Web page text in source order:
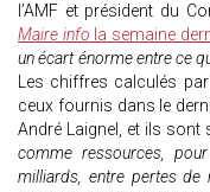
l’AMF et président du
Maire info la semaine
un écart énorme entre ce
Les chiffres calculés par
ceux fournis dans le
André Laignel, et ils sont
comme ressources,
milliards, entre pertes de